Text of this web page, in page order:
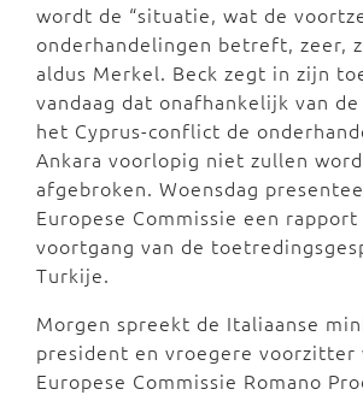
wordt de “situatie, wat de
onderhandelingen betreft, zeer,
aldus Merkel. Beck zegt in zijn
vandaag dat onafhankelijk van
het Cyprus-conflict de
Ankara voorlopig niet zullen
afgebroken. Woensdag
Europese Commissie een
voortgang van de
Turkije.
Morgen spreekt de Italiaanse
president en vroegere voorzitter
Europese Commissie Romano